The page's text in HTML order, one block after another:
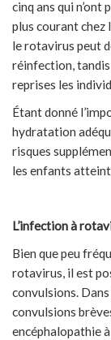
cinq ans qui
plus courant chez
le rotavirus peut
réinfection,
reprises les
Étant donné
hydratation
risques
les enfants
L’infection à
Bien que peu
rotavirus, il est
convulsions.
convulsions
encéphalopathie